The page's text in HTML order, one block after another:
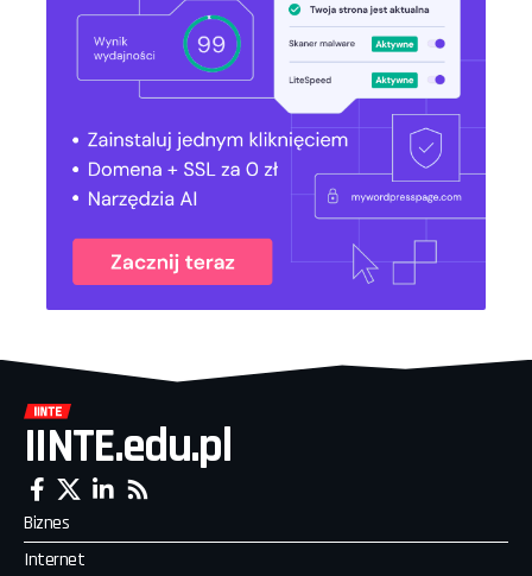
IINTE.edu.pl
Biznes
Internet